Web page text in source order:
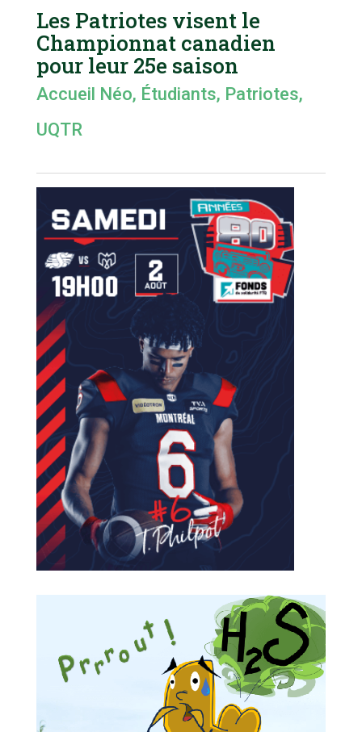
Les Patriotes visent le
Championnat canadien
pour leur 25e saison
Accueil Néo, Étudiants, Patriotes,
UQTR